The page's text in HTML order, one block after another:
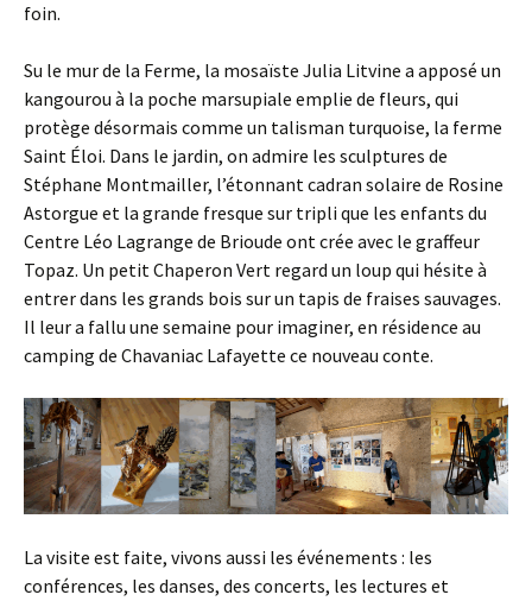
foin.
Su le mur de la Ferme, la mosaïste Julia Litvine a apposé un
kangourou à la poche marsupiale emplie de fleurs, qui
protège désormais comme un talisman turquoise, la ferme
Saint Éloi. Dans le jardin, on admire les sculptures de
Stéphane Montmailler, l’étonnant cadran solaire de Rosine
Astorgue et la grande fresque sur tripli que les enfants du
Centre Léo Lagrange de Brioude ont crée avec le graffeur
Topaz. Un petit Chaperon Vert regard un loup qui hésite à
entrer dans les grands bois sur un tapis de fraises sauvages.
Il leur a fallu une semaine pour imaginer, en résidence au
camping de Chavaniac Lafayette ce nouveau conte.
La visite est faite, vivons aussi les événements : les
conférences, les danses, des concerts, les lectures et